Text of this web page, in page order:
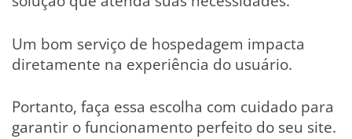
Um bom serviço de hospedagem impacta
diretamente na experiência do usuário.
Portanto, faça essa escolha com cuidado para
garantir o funcionamento perfeito do seu site.